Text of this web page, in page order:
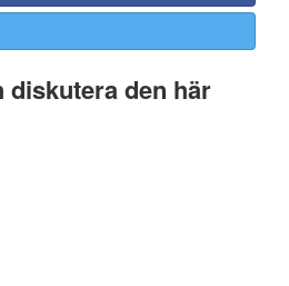
diskutera den här